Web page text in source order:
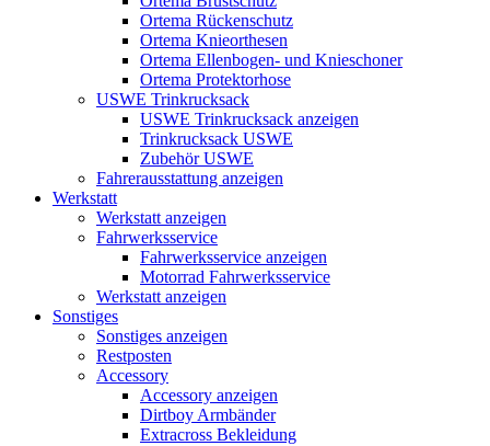
Ortema Rückenschutz
Ortema Knieorthesen
Ortema Ellenbogen- und Knieschoner
Ortema Protektorhose
USWE Trinkrucksack
USWE Trinkrucksack anzeigen
Trinkrucksack USWE
Zubehör USWE
Fahrerausstattung anzeigen
Werkstatt
Werkstatt anzeigen
Fahrwerksservice
Fahrwerksservice anzeigen
Motorrad Fahrwerksservice
Werkstatt anzeigen
Sonstiges
Sonstiges anzeigen
Restposten
Accessory
Accessory anzeigen
Dirtboy Armbänder
Extracross Bekleidung